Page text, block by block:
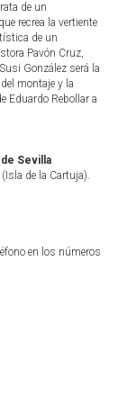
de un
recrea la vertiente
de un
Pavón Cruz,
González será la
montaje y la
Eduardo Rebollar a
Sevilla
de la Cartuja).
en los números